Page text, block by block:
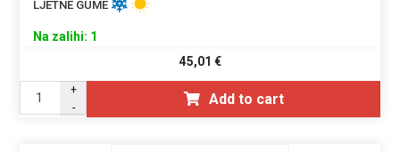
LJETNE GUME
Na zalihi: 1
45,01 €
+
-
Add to cart